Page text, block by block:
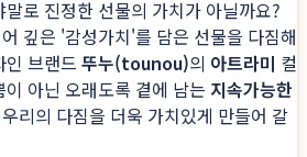
로 진정한 선물의 가치가 아닐까요?
깊은 '감성가치'를 담은 선물을 다짐해
브랜드 뚜누(tounou)의 아트라미 컬
아닌 오래도록 곁에 남는 지속가능한
리의 다짐을 더욱 가치있게 만들어 갈